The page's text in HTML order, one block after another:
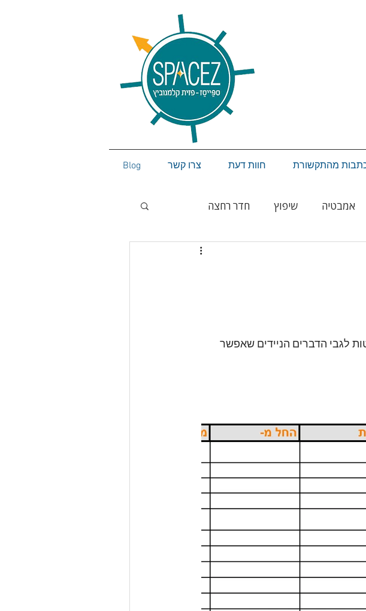
אמבטיה שיפוץ חדר רחצה
לגבי הדברים הניידים שאפשר
Blog צרו קשר חוות דעת מהתקשורת